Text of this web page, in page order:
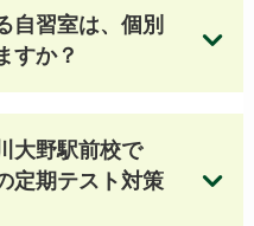
治学院高等学校
校
錦城高等学校
大学第二高等学校
川女子高等学校
創価高等学校
自習室は、個別
すか？
大野駅前校で
定期テスト対策